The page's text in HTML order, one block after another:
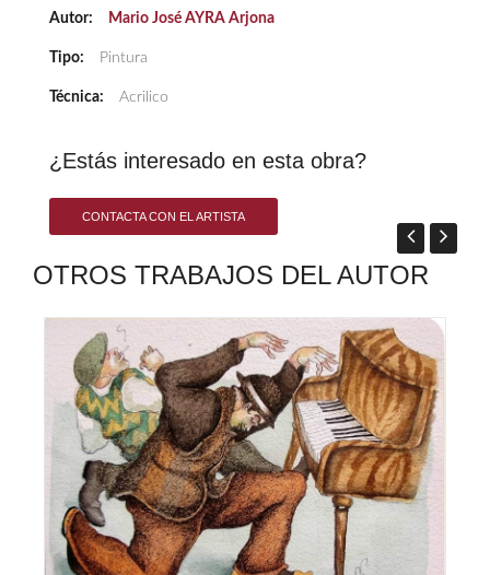
Autor: Mario José AYRA Arjona
Tipo: Pintura
Técnica: Acrilico
¿Estás interesado en esta obra?
CONTACTA CON EL ARTISTA
OTROS TRABAJOS DEL AUTOR